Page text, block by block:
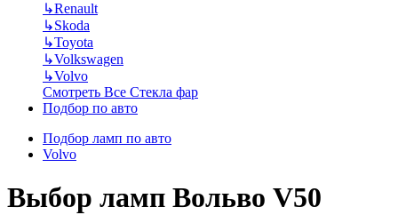
↳Renault
↳Skoda
↳Toyota
↳Volkswagen
↳Volvo
Смотреть Все Стекла фар
Подбор по авто
Подбор ламп по авто
Volvo
Выбор ламп Вольво V50